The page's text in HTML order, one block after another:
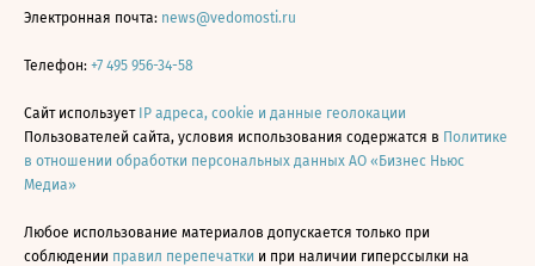
Электронная почта: news@vedomosti.ru
Телефон: +7 495 956-34-58
Сайт использует IP адреса, cookie и данные геолокации
Пользователей сайта, условия использования содержатся в Политике
в отношении обработки персональных данных АО «Бизнес Ньюс
Медиа»
Любое использование материалов допускается только при
соблюдении правил перепечатки и при наличии гиперссылки на